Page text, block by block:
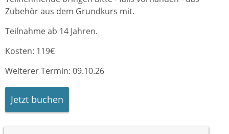
Zubehör aus dem Grundkurs mit.
Teilnahme ab 14 Jahren.
Kosten: 119€
Weiterer Termin: 09.10.26
Jetzt buchen